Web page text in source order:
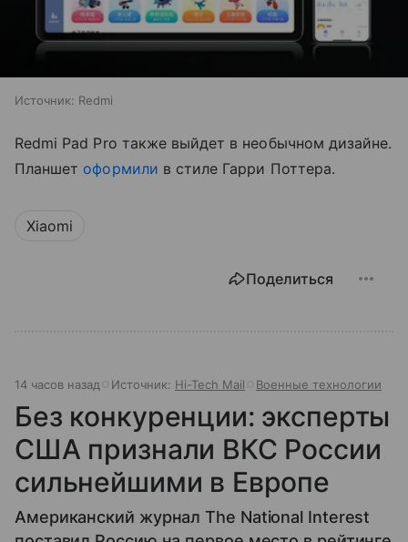
Источник: Redmi
Redmi Pad Pro также выйдет в необычном дизайне.
Планшет оформили в стиле Гарри Поттера.
Xiaomi
Поделиться
14 часов назад Источник: Hi-Tech Mail Военные технологии
Без конкуренции: эксперты
США признали ВКС России
сильнейшими в Европе
Американский журнал The National Interest